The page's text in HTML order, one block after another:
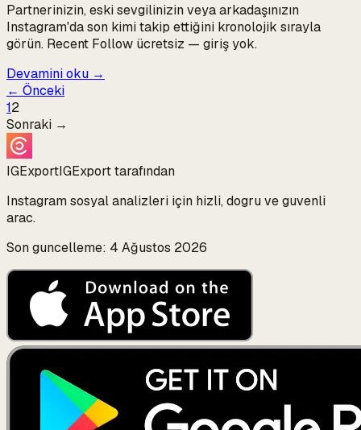
Partnerinizin, eski sevgilinizin veya arkadaşınızın
Instagram'da son kimi takip ettiğini kronolojik sırayla
görün. Recent Follow ücretsiz — giriş yok.
Devamini oku →
← Önceki
12
Sonraki →
IGExportIGExport tarafından
Instagram sosyal analizleri için hizli, dogru ve guvenli
arac.
Son guncelleme: 4 Ağustos 2026